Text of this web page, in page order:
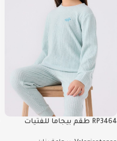
RP3464 طقم بيجاما للفتيات